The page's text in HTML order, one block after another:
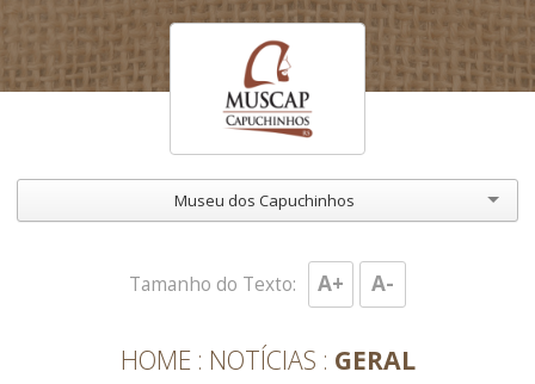
Museu dos Capuchinhos
HOME NOTÍCIAS GERAL
Tamanho do Texto: A+ A-